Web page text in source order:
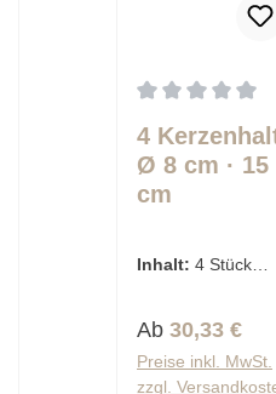
4
Ø 8 cm · 15
cm
"Corsica"
Inhalt: 4 Stück
Regulärer
Ab 30,33 €
Preise inkl. MwSt.
zzgl.